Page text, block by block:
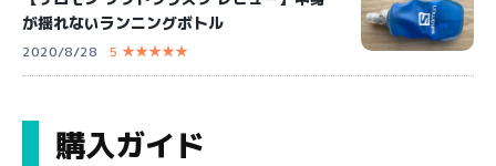
が揺れないランニングボトル
2020/8/28 5 ★★★★★
購入ガイド